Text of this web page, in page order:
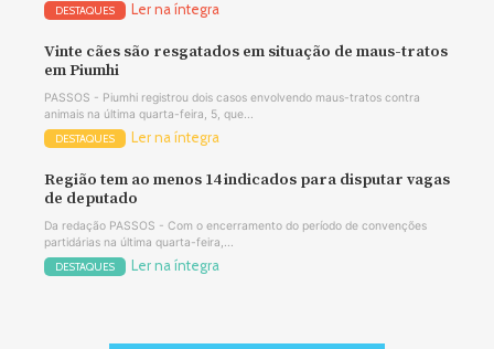
DESTAQUES Ler na íntegra
Vinte cães são resgatados em situação de maus-tratos
em Piumhi
PASSOS - Piumhi registrou dois casos envolvendo maus-tratos contra
animais na última quarta-feira, 5, que...
DESTAQUES Ler na íntegra
Região tem ao menos 14 indicados para disputar vagas
de deputado
Da redação PASSOS - Com o encerramento do período de convenções
partidárias na última quarta-feira,...
DESTAQUES Ler na íntegra